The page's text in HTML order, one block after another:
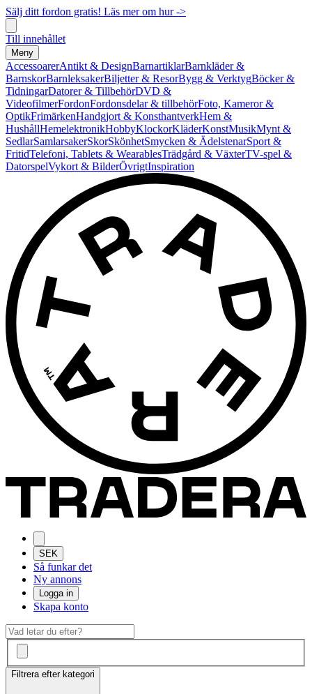
Sälj ditt fordon gratis! Läs mer om hur ->
Till innehållet
Meny
AccessoarerAntikt & DesignBarnartiklarBarnkläder &
BarnskorBarnleksakerBiljetter & ResorBygg & VerktygBöcker &
TidningarDatorer & TillbehörDVD &
VideofilmerFordonFordonsdelar & tillbehörFoto, Kameror &
OptikFrimärkenHandgjort & KonsthantverkHem &
HushållHemelektronikHobbyKlockorKläderKonstMusikMynt &
SedlarSamlarsakerSkorSkönhetSmycken & ÄdelstenarSport &
FritidTelefoni, Tablets & WearablesTrädgård & VäxterTV-spel &
DatorspelVykort & BilderÖvrigtInspiration
SEK
Så funkar det
Ny annons
Logga in
Skapa konto
Filtrera efter kategori